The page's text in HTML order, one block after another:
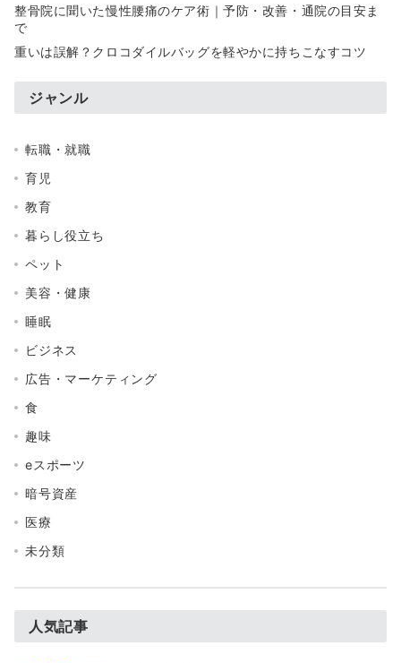
整骨院に聞いた慢性腰痛のケア術｜予防・改善・通院の目安ま
で
重いは誤解？クロコダイルバッグを軽やかに持ちこなすコツ
ジャンル
転職・就職
育児
教育
暮らし役立ち
ペット
美容・健康
睡眠
ビジネス
広告・マーケティング
食
趣味
eスポーツ
暗号資産
医療
未分類
人気記事